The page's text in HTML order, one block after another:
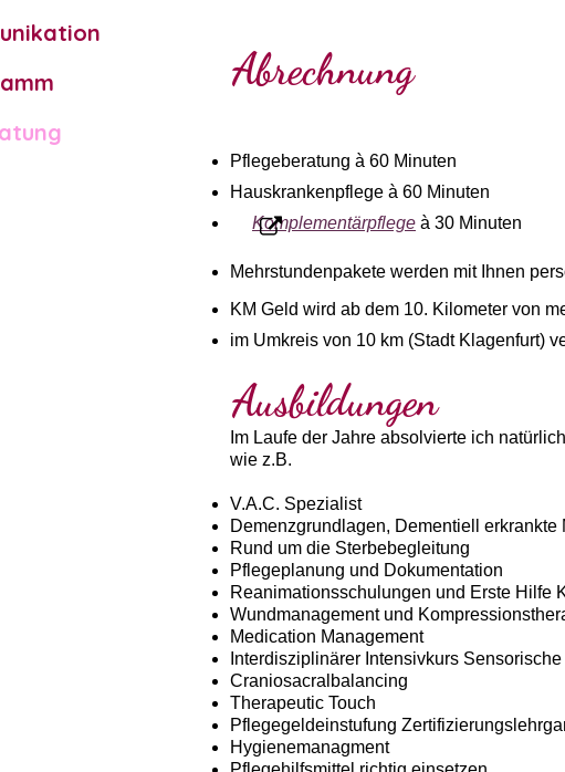
Abrechnung
Pflegeberatung à 60 Minuten
Hauskrankenpflege à 60 Minuten
Komplementärpflege à 30 Minuten
Mehrstundenpakete werden mit Ihnen
KM Geld wird ab dem 10. Kilometer von
im Umkreis von 10 km (Stadt Klagenfurt)
Ausbildungen
Im Laufe der Jahre absolvierte ich
wie z.B.
V.A.C. Spezialist
Demenzgrundlagen, Dementiell
Rund um die Sterbebegleitung
Pflegeplanung und Dokumentation
Reanimationsschulungen und Erste Hilfe
Wundmanagement und
Medication Management
Interdisziplinärer Intensivkurs
Craniosacralbalancing
Therapeutic Touch
Pflegegeldeinstufung
Hygienemanagment